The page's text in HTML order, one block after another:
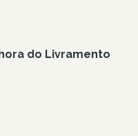
do Livramento